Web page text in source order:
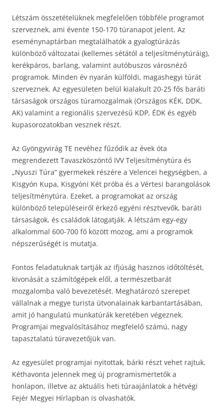
Létszám összetételüknek megfelelően többféle programot
szerveznek, ami évente 150-170 túranapot jelent. Az
eseménynaptárban megtalálhatók a gyalogtúrázás
különböző változatai (kellemes sétától a teljesítménytúráig),
kerékpáros, barlang, valamint autóbuszos városnéző
programok. Minden év nyarán külföldi, magashegyi túrát
szerveznek. Az egyesületen belül kialakult 20-25 fős baráti
társaságok országos túramozgalmak (Országos KÉK, DDK,
AK) valamint a regionális szervezésű KDP, ÉDK és egyéb
kupasorozatokban vesznek részt.
Az Gyöngyvirág TE nevéhez fűződik az évek óta
megrendezett Tavaszköszöntő IVV Teljesítménytúra és
„Nyuszi Túra” gyermekek részére a Velencei hegységben, a
Kisgyón Kupa, Kisgyóni Két próba és a Vértesi barangolások
teljesítménytúra. Ezeket, a programokat az ország
különböző településeiről érkező egyéni résztvevők, baráti
társaságok, és családok látogatják. A létszám egy-egy
alkalommal 600-700 fő között mozog, ami a programok
népszerűségét is mutatja.
Fontos feladatuknak tartják az ifjúság hasznos időtöltését,
kivonását a számítógépek elől, a természetbarát
mozgalomba való bevezetését. Meghatározó szerepet
vállalnak a megye turista útvonalainak karbantartásában,
amit jó hangulatú munkatúrák keretében végeznek.
Programjai megvalósításához megfelelő számú, nagy
tapasztalatú túravezetőjük van.
Az egyesület programjai nyitottak, bárki részt vehet rajtuk.
Kéthavonta jelennek meg új programismertetők a
honlapon, illetve az aktuális heti túraajánlatok a hétvégi
Fejér Megyei Hírlapban is olvashatók.